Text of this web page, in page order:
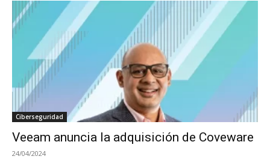
Ciberseguridad
Veeam anuncia la adquisición de Coveware
24/04/2024